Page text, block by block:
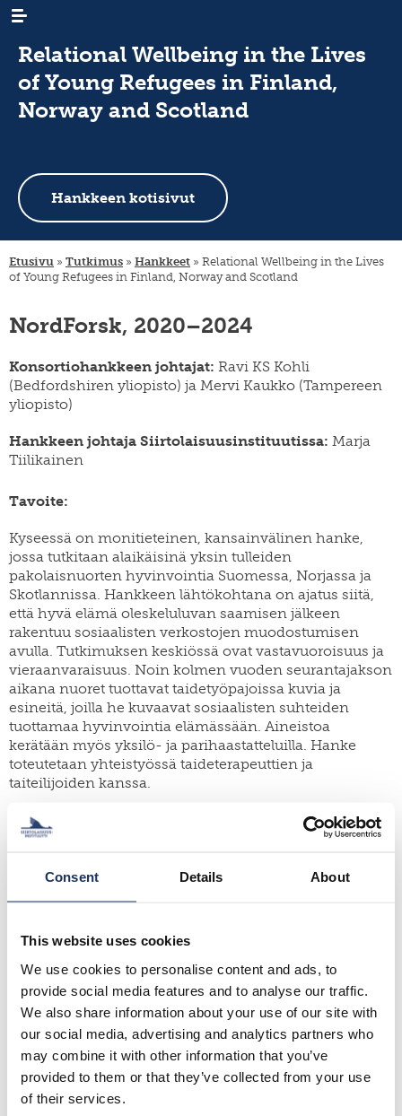
Consent Details About
This website uses cookies
We use cookies to personalise content and ads, to
provide social media features and to analyse our traffic.
We also share information about your use of our site with
our social media, advertising and analytics partners who
may combine it with other information that you’ve
provided to them or that they’ve collected from your use
of their services.
tapahtumat
TUTKIMUS
maastamuutto
maan
sisäinen
hankkeet
tutkijat
siirtolaisrekisteri
keruut
KIRJASTO
digiaineistot
-
podcast
julkaisusarjat
migration-
muuttoliike
finnish
yearbook
research
kiertävä
näyttely
meillä
verkkokauppa
INSTITUUTTI
organisaatio
strategia
henkilöstö
apurahat
meille
FI
SWE
Relational Wellbeing in the Lives
of Young Refugees in Finland,
Norway and Scotland
Hankkeen kotisivut
Etusivu » Tutkimus » Hankkeet » Relational Wellbeing in the Lives
of Young Refugees in Finland, Norway and Scotland
NordForsk, 2020–2024
Konsortiohankkeen johtajat: Ravi KS Kohli
(Bedfordshiren yliopisto) ja Mervi Kaukko (Tampereen
yliopisto)
Hankkeen johtaja Siirtolaisuusinstituutissa: Marja
Tiilikainen
Tavoite:
Kyseessä on monitieteinen, kansainvälinen hanke,
jossa tutkitaan alaikäisinä yksin tulleiden
pakolaisnuorten hyvinvointia Suomessa, Norjassa ja
Skotlannissa. Hankkeen lähtökohtana on ajatus siitä,
että hyvä elämä oleskeluluvan saamisen jälkeen
rakentuu sosiaalisten verkostojen muodostumisen
avulla. Tutkimuksen keskiössä ovat vastavuoroisuus ja
vieraanvaraisuus. Noin kolmen vuoden seurantajakson
aikana nuoret tuottavat taidetyöpajoissa kuvia ja
esineitä, joilla he kuvaavat sosiaalisten suhteiden
tuottamaa hyvinvointia elämässään. Aineistoa
kerätään myös yksilö- ja parihaastatteluilla. Hanke
toteutetaan yhteistyössä taideterapeuttien ja
taiteilijoiden kanssa.
Keskeiset yhteistyökumppanit:
Tampereen yliopisto,
Bedfordshiren yliopisto (Iso-Britannia) ja NORCE
Tutkijat:
Marja Tiilikainen
Fath E Mubeen